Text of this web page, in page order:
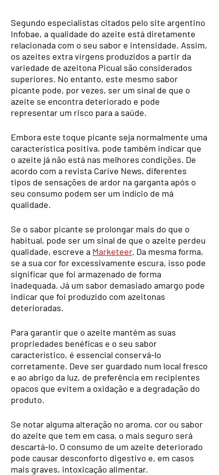
Segundo especialistas citados pelo site argentino
Infobae, a qualidade do azeite está diretamente
relacionada com o seu sabor e intensidade. Assim,
os azeites extra virgens produzidos a partir da
variedade de azeitona Picual são considerados
superiores. No entanto, este mesmo sabor
picante pode, por vezes, ser um sinal de que o
azeite se encontra deteriorado e pode
representar um risco para a saúde.
Embora este toque picante seja normalmente uma
característica positiva, pode também indicar que
o azeite já não está nas melhores condições. De
acordo com a revista Carive News, diferentes
tipos de sensações de ardor na garganta após o
seu consumo podem ser um indício de má
qualidade.
Se o sabor picante se prolongar mais do que o
habitual, pode ser um sinal de que o azeite perdeu
qualidade, escreve a Marketeer. Da mesma forma,
se a sua cor for excessivamente escura, isso pode
significar que foi armazenado de forma
inadequada. Já um sabor demasiado amargo pode
indicar que foi produzido com azeitonas
deterioradas.
Para garantir que o azeite mantém as suas
propriedades benéficas e o seu sabor
característico, é essencial conservá-lo
corretamente. Deve ser guardado num local fresco
e ao abrigo da luz, de preferência em recipientes
opacos que evitem a oxidação e a degradação do
produto.
Se notar alguma alteração no aroma, cor ou sabor
do azeite que tem em casa, o mais seguro será
descartá-lo. O consumo de um azeite deteriorado
pode causar desconforto digestivo e, em casos
mais graves, intoxicação alimentar.